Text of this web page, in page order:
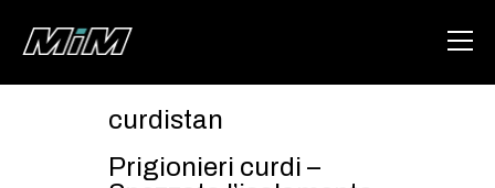
curdistan
Prigionieri curdi –